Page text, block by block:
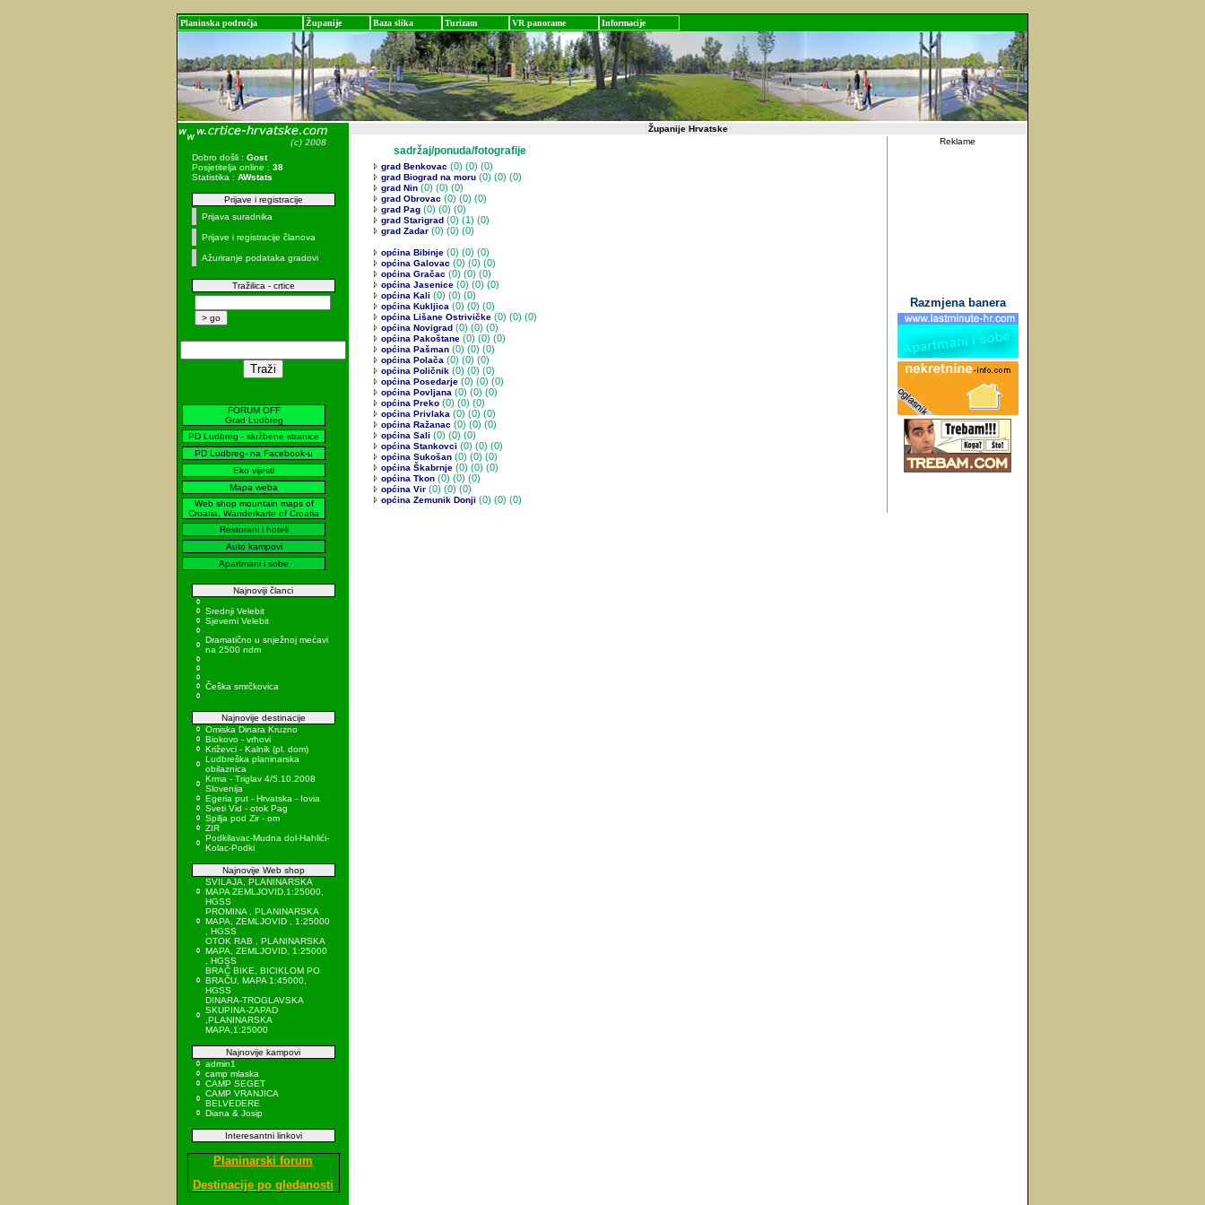
Planinska područja Županije Baza slika Turizam VR panorame Informacije
Dobro došli : Gost
Posjetitelja online : 38
Statistika : AWstats
Prijave i registracije
Prijava suradnika
Prijave i registracije članova
Ažuriranje podataka gradovi
Tražilica - crtice
FORUM OFF
Grad Ludbreg
PD Ludbreg - službene stranice
PD Ludbreg- na Facebook-u
Eko vijesti
Mapa weba
Web shop mountain maps of
Croatia, Wanderkarte of Croatia
Restorani i hoteli
Auto kampovi
Apartmani i sobe
Najnoviji članci
Srednji Velebit
Sjeverni Velebit
Dramatično u snježnoj mećavi
na 2500 ndm
Češka smrčkovica
Najnovije destinacije
Omiska Dinara Kruzno
Biokovo - vrhovi
Križevci - Kalnik (pl. dom)
Ludbreška planinarska
obilaznica
Krma - Triglav 4/5.10.2008
Slovenija
Egeria put - Hrvatska - Iovia
Sveti Vid - otok Pag
Spilja pod Zir - om
ZIR
Podkilavac-Mudna dol-Hahlići-
Kolac-Podki
Najnovije Web shop
SVILAJA, PLANINARSKA
MAPA ZEMLJOVID,1:25000,
HGSS
PROMINA , PLANINARSKA
MAPA, ZEMLJOVID , 1:25000
, HGSS
OTOK RAB , PLANINARSKA
MAPA, ZEMLJOVID, 1:25000
, HGSS
BRAČ BIKE, BICIKLOM PO
BRAČU, MAPA 1:45000,
HGSS
DINARA-TROGLAVSKA
SKUPINA-ZAPAD
,PLANINARSKA
MAPA,1:25000
Najnovije kampovi
admin1
camp mlaska
CAMP SEGET
CAMP VRANJICA
BELVEDERE
Diana & Josip
Interesantni linkovi
Planinarski forum
Destinacije po gledanosti
Županije Hrvatske
sadržaj/ponuda/fotografije
grad Benkovac (0) (0) (0)
grad Biograd na moru (0) (0) (0)
grad Nin (0) (0) (0)
grad Obrovac (0) (0) (0)
grad Pag (0) (0) (0)
grad Starigrad (0) (1) (0)
grad Zadar (0) (0) (0)
općina Bibinje (0) (0) (0)
općina Galovac (0) (0) (0)
općina Gračac (0) (0) (0)
općina Jasenice (0) (0) (0)
općina Kali (0) (0) (0)
općina Kukljica (0) (0) (0)
općina Lišane Ostrivičke (0) (0) (0)
općina Novigrad (0) (0) (0)
općina Pakoštane (0) (0) (0)
općina Pašman (0) (0) (0)
općina Polača (0) (0) (0)
općina Poličnik (0) (0) (0)
općina Posedarje (0) (0) (0)
općina Povljana (0) (0) (0)
općina Preko (0) (0) (0)
općina Privlaka (0) (0) (0)
općina Ražanac (0) (0) (0)
općina Sali (0) (0) (0)
općina Stankovci (0) (0) (0)
općina Sukošan (0) (0) (0)
općina Škabrnje (0) (0) (0)
općina Tkon (0) (0) (0)
općina Vir (0) (0) (0)
općina Zemunik Donji (0) (0) (0)
Reklame
Razmjena banera